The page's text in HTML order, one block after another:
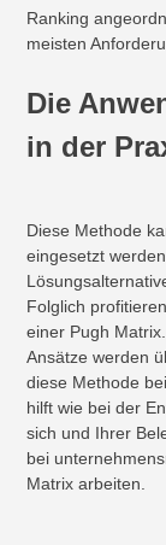
Ranking
meisten
Die
in der
Diese Methode
eingesetzt
Folglich
einer Pugh
Ansätze werden
diese Methode
hilft wie bei der
sich und Ihrer
bei
Matrix arbeiten.